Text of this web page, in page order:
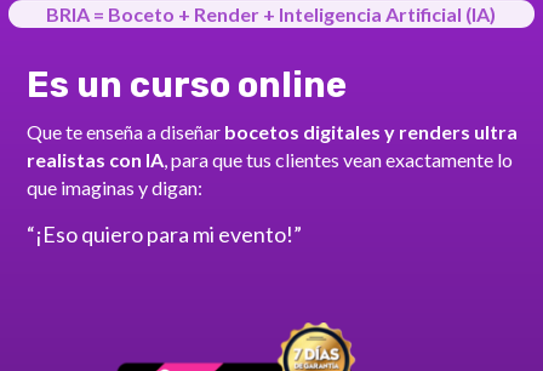
BRIA = Boceto + Render + Inteligencia Artificial (IA)
Es un curso online
Que te enseña a diseñar bocetos digitales y renders ultra
realistas con IA, para que tus clientes vean exactamente lo
que imaginas y digan:
“¡Eso quiero para mi evento!”